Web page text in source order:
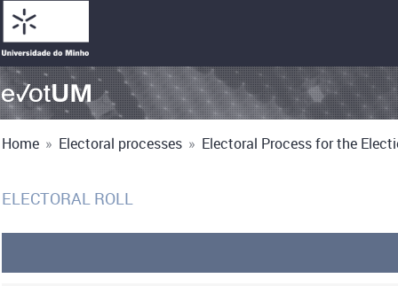
Home » Electoral processes » Electoral Process for the
ELECTORAL ROLL